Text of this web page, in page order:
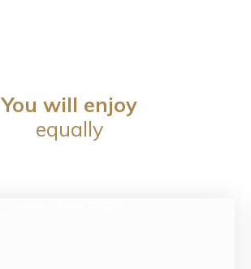
You will enjoy
equally